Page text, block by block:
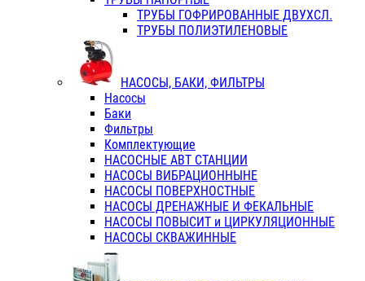
ТРУБЫ ГОФРИРОВАННЫЕ ДВУХСЛ.
ТРУБЫ ПОЛИЭТИЛЕНОВЫЕ
НАСОСЫ, БАКИ, ФИЛЬТРЫ
Насосы
Баки
Фильтры
Комплектующие
НАСОСНЫЕ АВТ СТАНЦИИ
НАСОСЫ ВИБРАЦИОННЫНЕ
НАСОСЫ ПОВЕРХНОСТНЫЕ
НАСОСЫ ДРЕНАЖНЫЕ И ФЕКАЛЬНЫЕ
НАСОСЫ ПОВЫСИТ и ЦИРКУЛЯЦИОННЫЕ
НАСОСЫ СКВАЖИННЫЕ